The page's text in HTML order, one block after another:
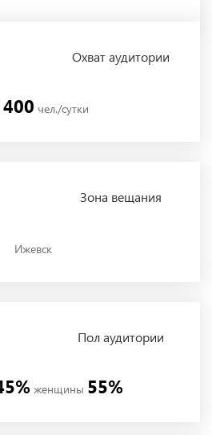
Охватаудитории
чел./сутки
Зона вещания
Ижевск
Полаудитории
женщины 55%